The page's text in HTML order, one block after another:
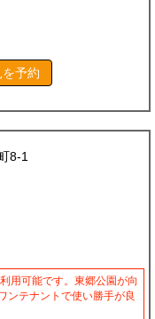
を予約
8-1
用可能です。東郷公園が向
ンテナントで使い勝手が良